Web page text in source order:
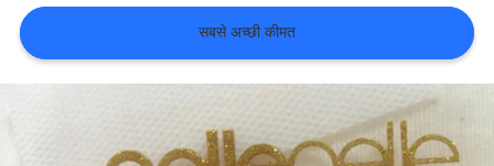
सभी
सबसे अच्छी कीमत